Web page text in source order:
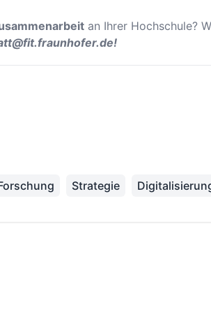
an Ihrer Hochschule?
Strategie